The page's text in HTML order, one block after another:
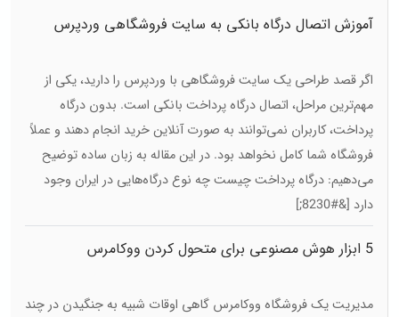
آموزش اتصال درگاه بانکی به سایت فروشگاهی وردپرس
اگر قصد طراحی یک سایت فروشگاهی با وردپرس را دارید، یکی از
مهم‌ترین مراحل، اتصال درگاه پرداخت بانکی است. بدون درگاه
پرداخت، کاربران نمی‌توانند به صورت آنلاین خرید انجام دهند و عملاً
فروشگاه شما کامل نخواهد بود. در این مقاله به زبان ساده توضیح
می‌دهیم: درگاه پرداخت چیست چه نوع درگاه‌هایی در ایران وجود
دارد [&#8230;]
5 ابزار هوش مصنوعی برای متحول کردن ووکامرس
مدیریت یک فروشگاه ووکامرس گاهی اوقات شبیه به جنگیدن در چند